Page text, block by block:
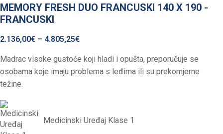
MEMORY FRESH DUO FRANCUSKI 140 X 190 -
FRANCUSKI
2.136,00€ – 4.805,25€
Madrac visoke gustoće koji hladi i opušta, preporučuje se
osobama koje imaju problema s leđima ili su prekomjerne
težine.
Medicinski Uređaj Klase 1